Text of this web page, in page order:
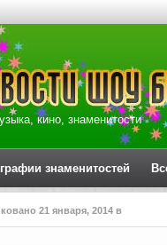
кино, знаменитости
знаменитостей
21 января, 2014 в